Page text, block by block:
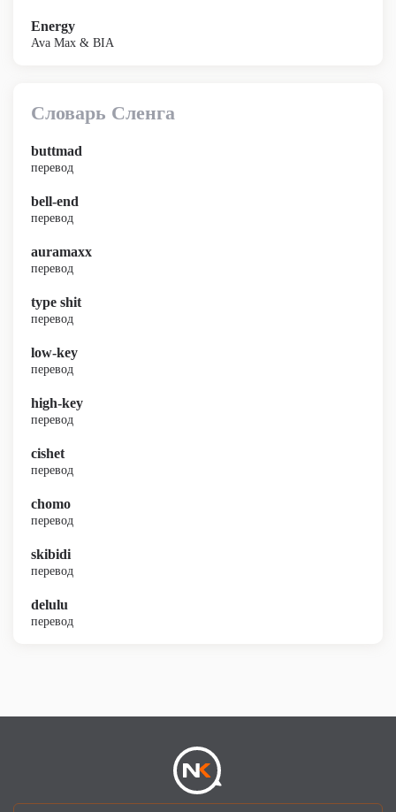
Energy
Ava Max & BIA
Словарь Сленга
buttmad
перевод
bell-end
перевод
auramaxx
перевод
type shit
перевод
low-key
перевод
high-key
перевод
cishet
перевод
chomo
перевод
skibidi
перевод
delulu
перевод